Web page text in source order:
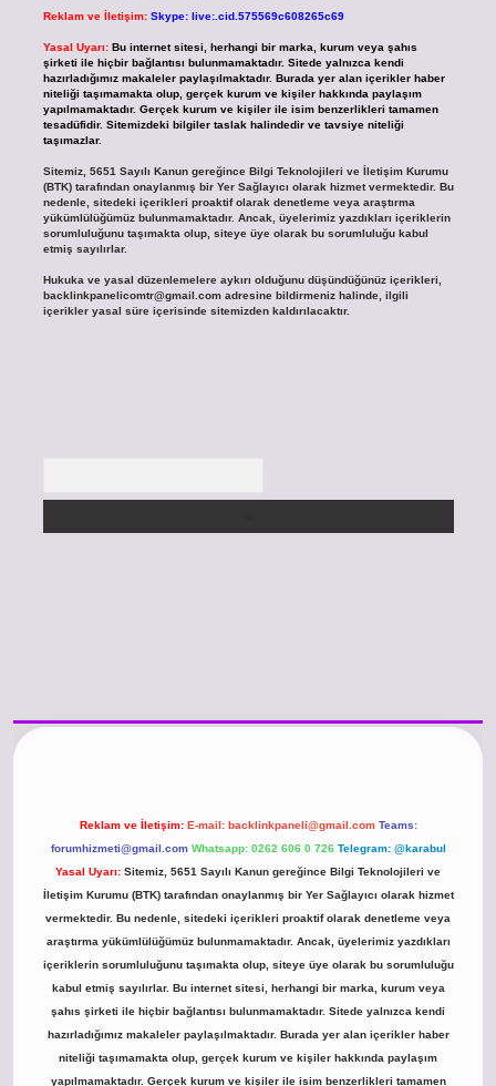
Reklam ve İletişim: Skype: live:.cid.575569c608265c69
Yasal Uyarı: Bu internet sitesi, herhangi bir marka, kurum veya şahıs
şirketi ile hiçbir bağlantısı bulunmamaktadır. Sitede yalnızca kendi
hazırladığımız makaleler paylaşılmaktadır. Burada yer alan içerikler haber
niteliği taşımamakta olup, gerçek kurum ve kişiler hakkında paylaşım
yapılmamaktadır. Gerçek kurum ve kişiler ile isim benzerlikleri tamamen
tesadüfidir. Sitemizdeki bilgiler taslak halindedir ve tavsiye niteliği
taşımazlar.
Sitemiz, 5651 Sayılı Kanun gereğince Bilgi Teknolojileri ve İletişim Kurumu
(BTK) tarafından onaylanmış bir Yer Sağlayıcı olarak hizmet vermektedir. Bu
nedenle, sitedeki içerikleri proaktif olarak denetleme veya araştırma
yükümlülüğümüz bulunmamaktadır. Ancak, üyelerimiz yazdıkları içeriklerin
sorumluluğunu taşımakta olup, siteye üye olarak bu sorumluluğu kabul
etmiş sayılırlar.
Hukuka ve yasal düzenlemelere aykırı olduğunu düşündüğünüz içerikleri,
backlinkpanelicomtr@gmail.comadresine bildirmeniz halinde, ilgili
içerikler yasal süre içerisinde sitemizden kaldırılacaktır.
Reklam ve İletişim: E-mail: backlinkpaneli@gmail.com Teams:
forumhizmeti@gmail.com Whatsapp: 0262 606 0 726 Telegram: @karabul
Yasal Uyarı: Sitemiz, 5651 Sayılı Kanun gereğince Bilgi Teknolojileri ve
İletişim Kurumu (BTK) tarafından onaylanmış bir Yer Sağlayıcı olarak hizmet
vermektedir. Bu nedenle, sitedeki içerikleri proaktif olarak denetleme veya
araştırma yükümlülüğümüz bulunmamaktadır. Ancak, üyelerimiz yazdıkları
içeriklerin sorumluluğunu taşımakta olup, siteye üye olarak bu sorumluluğu
kabul etmiş sayılırlar. Bu internet sitesi, herhangi bir marka, kurum veya
şahıs şirketi ile hiçbir bağlantısı bulunmamaktadır. Sitede yalnızca kendi
hazırladığımız makaleler paylaşılmaktadır. Burada yer alan içerikler haber
niteliği taşımamakta olup, gerçek kurum ve kişiler hakkında paylaşım
yapılmamaktadır. Gerçek kurum ve kişiler ile isim benzerlikleri tamamen